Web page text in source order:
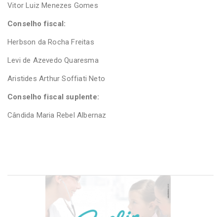
Vitor Luiz Menezes Gomes
Conselho fiscal:
Herbson da Rocha Freitas
Levi de Azevedo Quaresma
Aristides Arthur Soffiati Neto
Conselho fiscal suplente:
Cândida Maria Rebel Albernaz